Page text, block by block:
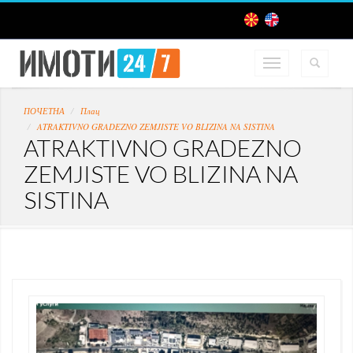
ПОЧЕТНА
Плац
ATRAKTIVNO GRADEZNO ZEMJISTE VO BLIZINA NA SISTINA
ATRAKTIVNO GRADEZNO
ZEMJISTE VO BLIZINA NA
SISTINA